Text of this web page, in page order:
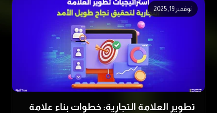
نوفمبر 19, 2025
تطوير العلامة التجارية: خطوات بناء علامة